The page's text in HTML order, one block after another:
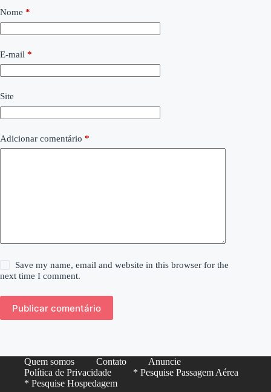
Nome *
E-mail *
Site
Adicionar comentário *
Save my name, email and website in this browser for the
next time I comment.
Publicar comentário
Quem somos Contato
Anuncie
Política de Privacidade
* Pesquise Passagem Aérea
* Pesquise Hospedagem